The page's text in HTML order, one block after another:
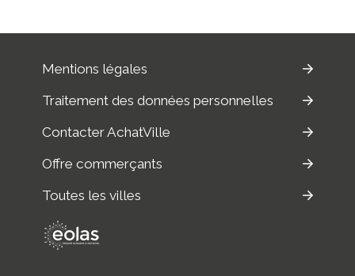
Mentions légales
Traitement des données personnelles
Contacter AchatVille
Offre commerçants
Toutes les villes